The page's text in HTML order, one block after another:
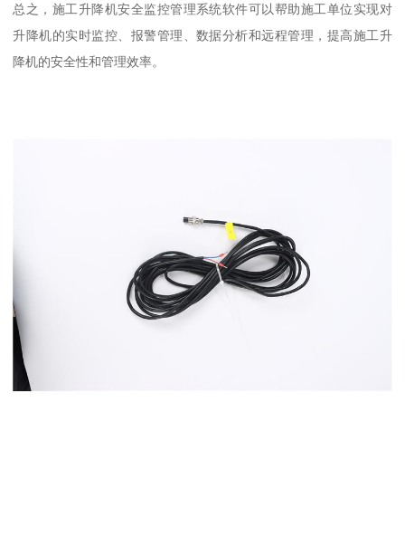
总之，施工升降机安全监控管理系统软件可以帮助施工单位实现对
升降机的实时监控、报警管理、数据分析和远程管理，提高施工升
降机的安全性和管理效率。